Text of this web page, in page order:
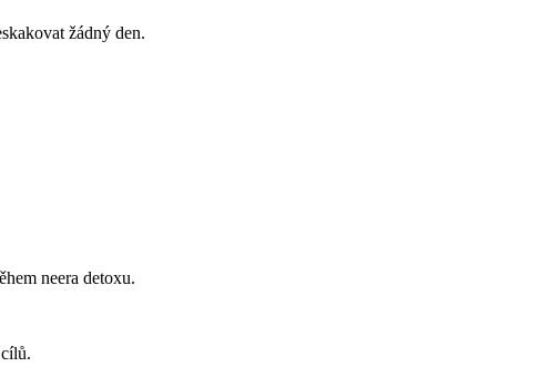
žádný den.
neera detoxu.